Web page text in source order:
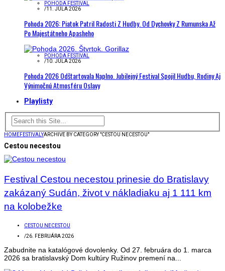
POHODA FESTIVAL
/11. JÚLA 2026
Pohoda 2026: Piatok Patril Radosti Z Hudby. Od Dychovky Z Rumunska Až
Po Majestátneho Apasheho
POHODA FESTIVAL
/10. JÚLA 2026
Pohoda 2026 Odštartovala Naplno. Jubilejný Festival Spojil Hudbu, Rodiny Aj
Výnimočnú Atmosféru Oslavy
Playlisty
HOMEFESTIVALYARCHIVE BY CATEGORY "CESTOU NECESTOU"
Cestou necestou
Festival Cestou necestou prinesie do Bratislavy
zakázaný Sudán, život v nákladiaku aj 1 111 km
na kolobežke
CESTOU NECESTOU
/26. FEBRUÁRA 2026
Zabudnite na katalógové dovolenky. Od 27. februára do 1. marca
2026 sa bratislavský Dom kultúry Ružinov premení na...